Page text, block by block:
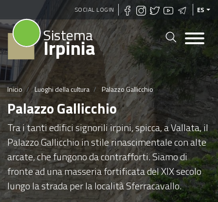
Pasar
al
contenido
principal
SOCIAL LOGIN ES
Sistema
Irpinia
Inicio Luoghi della cultura Palazzo Gallicchio
Palazzo Gallicchio
Tra i tanti edifici signorili irpini, spicca, a Vallata, il
Palazzo Gallicchio in stile rinascimentale con alte
arcate, che fungono da contrafforti. Siamo di
fronte ad una masseria fortificata del XIX secolo
lungo la strada per la località Sferracavallo.